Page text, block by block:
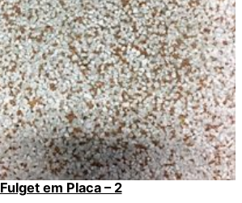
Fulget em Placa – 2